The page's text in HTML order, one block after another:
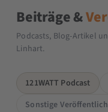
Beiträge &
Podcasts, Blog-Artikel
Linhart.
121WATT Podcast
Sonstige